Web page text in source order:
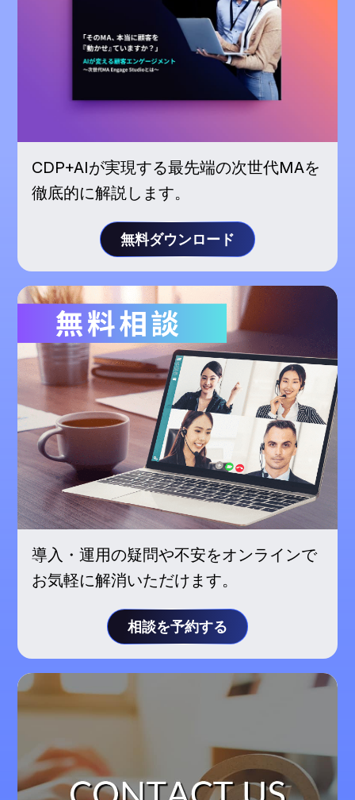
CDP+AIが実現する最先端の次世代MAを
徹底的に解説します。
無料ダウンロード
導入・運用の疑問や不安をオンラインで
お気軽に解消いただけます。
相談を予約する